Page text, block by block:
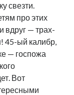
свезти.
про этих
вдруг — трах-
45-ый калибр,
— госпожа
Вот